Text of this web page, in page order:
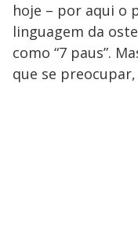
hoje – por aqui o
linguagem da
como “7 paus”.
que se